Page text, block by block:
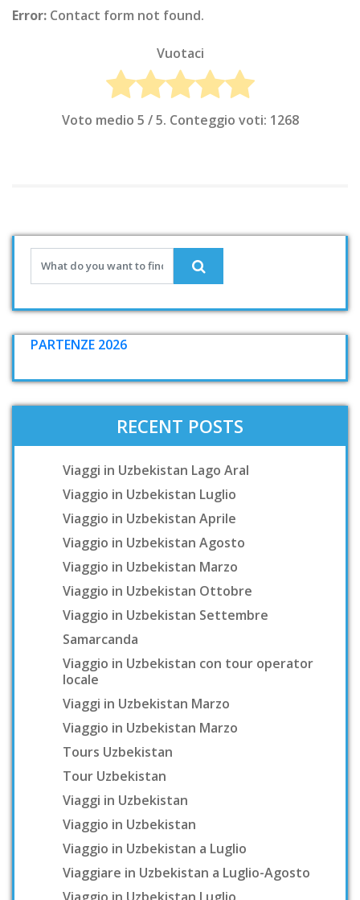
Error: Contact form not found.
Vuotaci
Voto medio 5 / 5. Conteggio voti: 1268
PARTENZE 2026
RECENT POSTS
Viaggi in Uzbekistan Lago Aral
Viaggio in Uzbekistan Luglio
Viaggio in Uzbekistan Aprile
Viaggio in Uzbekistan Agosto
Viaggio in Uzbekistan Marzo
Viaggio in Uzbekistan Ottobre
Viaggio in Uzbekistan Settembre
Samarcanda
Viaggio in Uzbekistan con tour operator
locale
Viaggi in Uzbekistan Marzo
Viaggio in Uzbekistan Marzo
Tours Uzbekistan
Tour Uzbekistan
Viaggi in Uzbekistan
Viaggio in Uzbekistan
Viaggio in Uzbekistan a Luglio
Viaggiare in Uzbekistan a Luglio-Agosto